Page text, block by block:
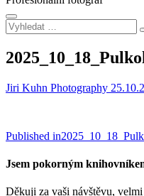
Vyhledat
…
Jiri Kuhn Photography
Navigace
pro
Published in
Jsem pokorným
Děkuji za vaši návštěvu,